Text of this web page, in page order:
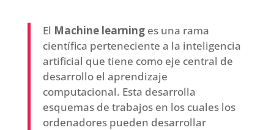
El Machine learning es una rama
científica perteneciente a la inteligencia
artificial que tiene como eje central de
desarrollo el aprendizaje
computacional. Esta desarrolla
esquemas de trabajos en los cuales los
ordenadores pueden desarrollar